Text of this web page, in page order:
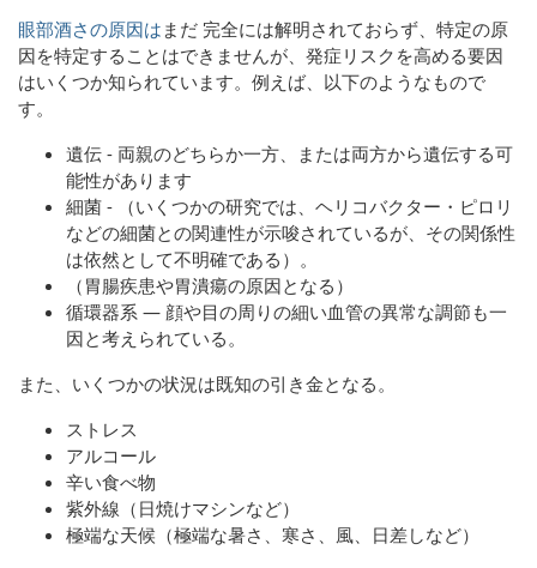
眼部酒さの原因は まだ 完全には解明されておらず、特定の原
因を特定することはできませんが、発症リスクを高める要因
はいくつか知られています。例えば、以下のようなもので
す。
遺伝 - 両親のどちらか一方、または両方から遺伝する可
能性があります
細菌 - （いくつかの研究では、ヘリコバクター・ピロリ
などの細菌との関連性が示唆されているが、その関係性
は依然として不明確である）。
（胃腸疾患や胃潰瘍の原因となる）
循環器系 ― 顔や目の周りの細い血管の異常な調節も一
因と考えられている。
また、いくつかの状況は既知の引き金となる。
ストレス
アルコール
辛い食べ物
紫外線（日焼けマシンなど）
極端な天候（極端な暑さ、寒さ、風、日差しなど）